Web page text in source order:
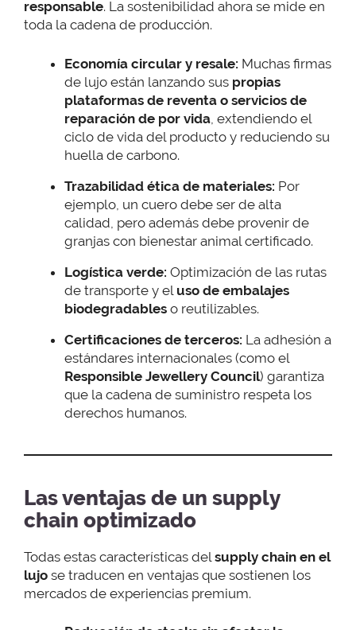
responsable. La sostenibilidad ahora se mide en
toda la cadena de producción.
Economía circular y resale: Muchas firmas
de lujo están lanzando sus propias
plataformas de reventa o servicios de
reparación de por vida , extendiendo el
ciclo de vida del producto y reduciendo su
huella de carbono.
Trazabilidad ética de materiales: Por
ejemplo, un cuero debe ser de alta
calidad, pero además debe provenir de
granjas con bienestar animal certificado.
Logística verde: Optimización de las rutas
de transporte y el uso de embalajes
biodegradables o reutilizables.
Certificaciones de terceros: La adhesión a
estándares internacionales (como el
Responsible Jewellery Council) garantiza
que la cadena de suministro respeta los
derechos humanos.
Las ventajas de un supply
chain optimizado
Todas estas características del supply chain en el
lujo se traducen en ventajas que sostienen los
mercados de experiencias premium.